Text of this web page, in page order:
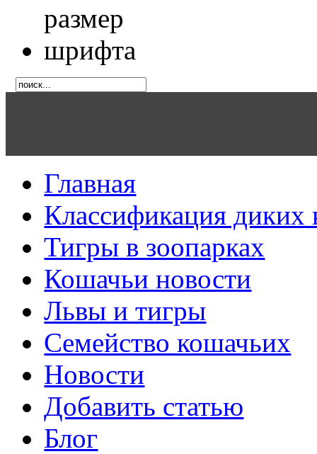
Главная
Классификация диких
Тигры в зоопарках
Кошачьи новости
Львы и тигры
Семейство кошачьих
Новости
Добавить статью
Блог